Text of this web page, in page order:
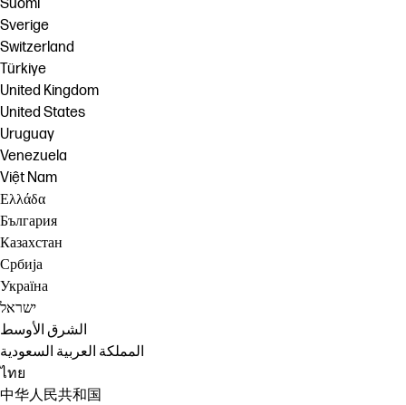
Suomi
Sverige
Switzerland
Türkiye
United Kingdom
United States
Uruguay
Venezuela
Việt Nam
Ελλάδα
България
Казахстан
Србија
Україна
ישראל
الشرق الأوسط
المملكة العربية السعودية
ไทย
中华人民共和国